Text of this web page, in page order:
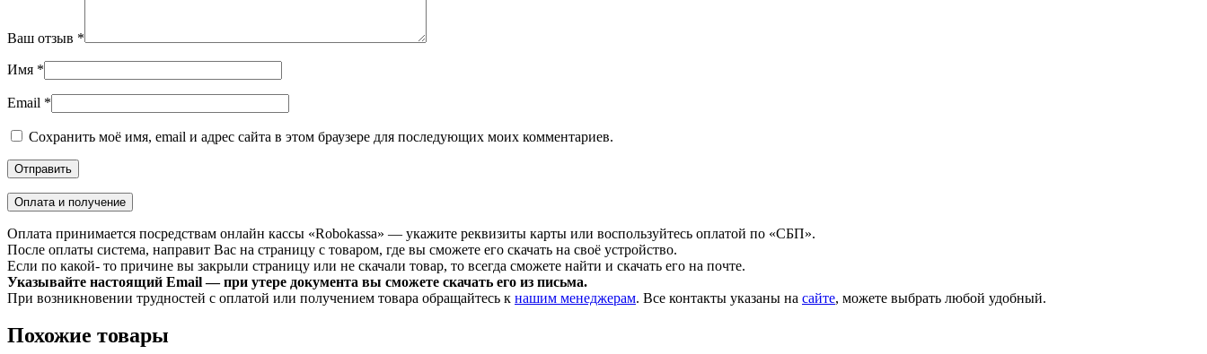
Ваш отзыв *
Имя *
Email *
Сохранить моё имя, email и адрес сайта в этом браузере для последующих моих комментариев.
Оплата и получение
Оплата принимается посредствам онлайн кассы «Robokassa» — укажите реквизиты карты или воспользуйтесь оплатой по «СБП».
После оплаты система, направит Вас на страницу с товаром, где вы сможете его скачать на своё устройство.
Если по какой- то причине вы закрыли страницу или не скачали товар, то всегда сможете найти и скачать его на почте.
Указывайте настоящий Email — при утере документа вы сможете скачать его из письма.
При возникновении трудностей с оплатой или получением товара обращайтесь к нашим менеджерам. Все контакты указаны на сайте, можете выбрать любой удобный.
Похожие товары